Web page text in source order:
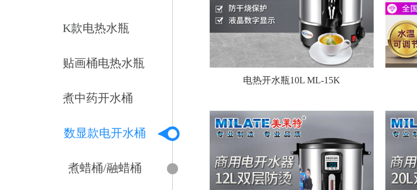
K款电热水瓶
贴画桶电热水瓶
煮中药开水桶
数显款电开水桶
煮蜡桶/融蜡桶
电热开水瓶10L ML-15K